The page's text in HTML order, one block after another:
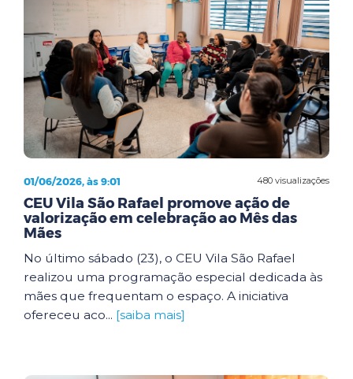
480 visualizações
01/06/2026, às 9:01
CEU Vila São Rafael promove ação de
valorização em celebração ao Mês das
Mães
No último sábado (23), o CEU Vila São Rafael
realizou uma programação especial dedicada às
mães que frequentam o espaço. A iniciativa
ofereceu aco... [saiba mais]